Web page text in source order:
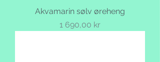
Akvamarin sølv øreheng
Pris
1 690,00 kr